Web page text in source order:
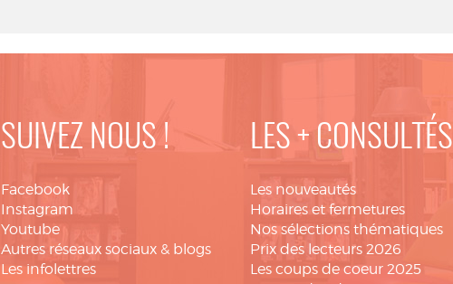
SUIVEZ NOUS !
Facebook
Instagram
Youtube
Autres réseaux sociaux & blogs
Les infolettres
LES + CONSULTÉS
Les nouveautés
Horaires et fermetures
Nos sélections thématiques
Prix des lecteurs 2026
Les coups de coeur 2025